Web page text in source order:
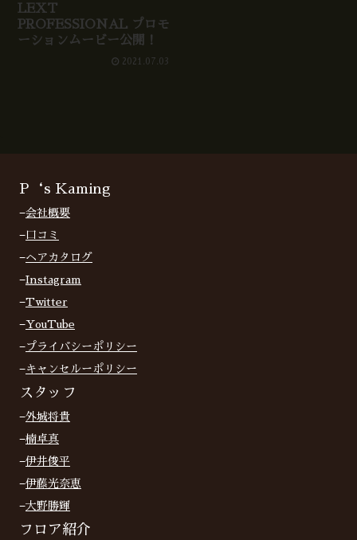
LEXT
PROFESSIONAL プロモ
ーションムービー公開！
2021.07.03
P‘s Kaming
−会社概要
−口コミ
−ヘアカタログ
−Instagram
−Twitter
−YouTube
−プライバシーポリシー
−キャンセルーポリシー
スタッフ
−外城将貴
−楠卓真
−伊井俊平
−伊藤光奈恵
−大野勝輝
フロア紹介